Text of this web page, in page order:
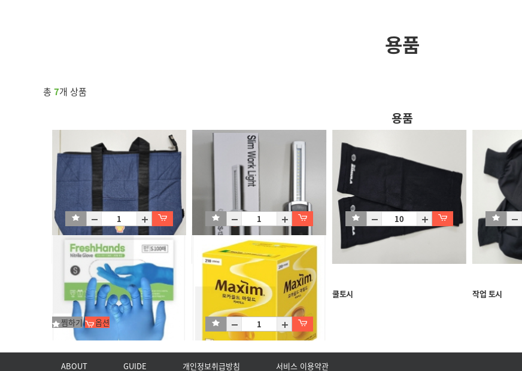
용품
총 7개 상품
용품
보냉 가방
1EA
LED 휴대용 작업등
쿨토시 작업 토시
찜하기
옵션
ABOUT GUIDE 개인정보취급방침 서비스 이용약관